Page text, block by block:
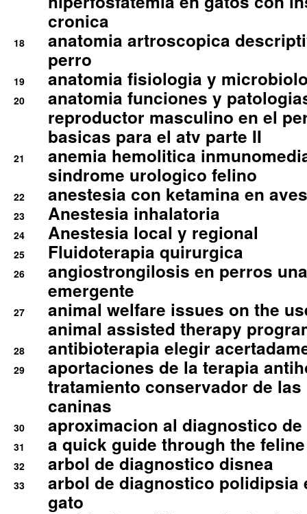
cronica
18
anatomia artroscopica
perro
19 anatomia fisiologia y
20
anatomia funciones y
reproductor masculino en el
basicas para el atv parte II
21
anemia hemolitica
sindrome urologico felino
22 anestesia con ketamina en
23 Anestesia inhalatoria
24 Anestesia local y regional
25 Fluidoterapia quirurgica
26
angiostrongilosis en perros
emergente
27
animal welfare issues on the
animal assisted therapy
28 antibioterapia elegir
29
aportaciones de la terapia
tratamiento conservador de
caninas
30 aproximacion al diagnostico
31 a quick guide through the
32 arbol de diagnostico disnea
33
arbol de diagnostico polidipsia
gato